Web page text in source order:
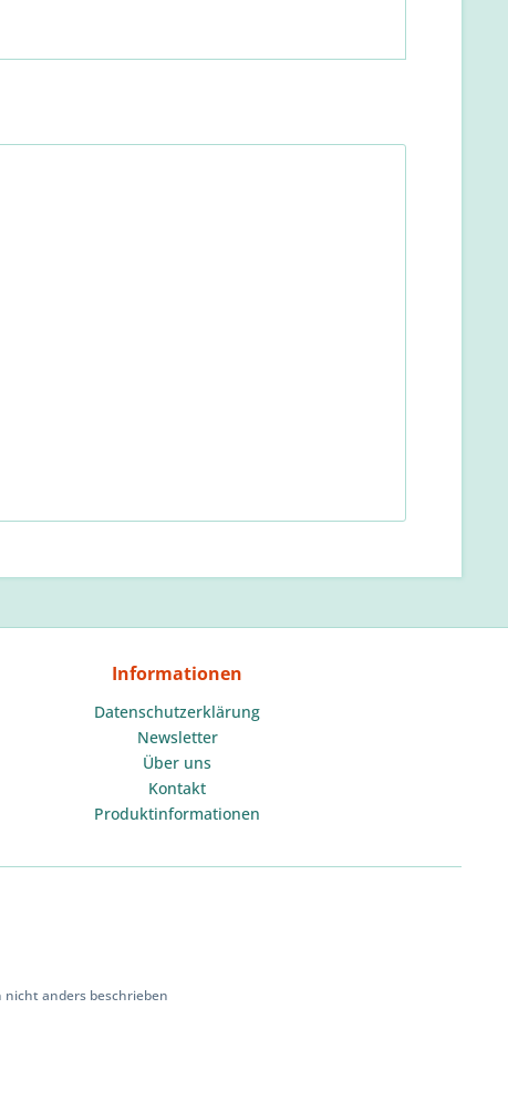
Informationen
Datenschutzerklärung
Newsletter
Über uns
Kontakt
Produktinformationen
anders beschrieben